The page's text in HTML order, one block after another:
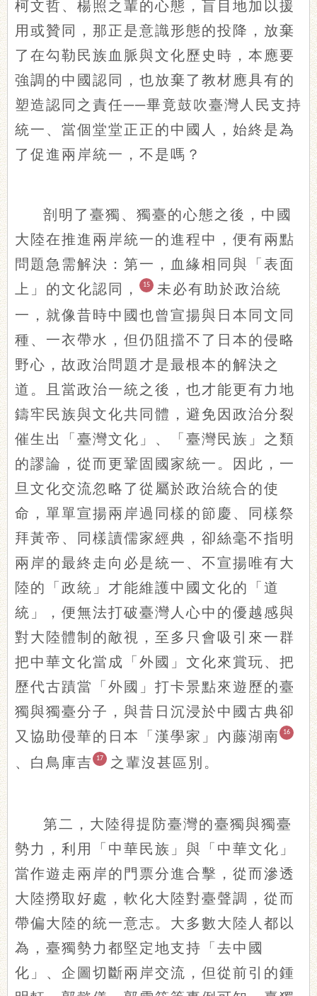
柯文哲、楊照之輩的心態，盲目地加以援
用或贊同，那正是意識形態的投降，放棄
了在勾勒民族血脈與文化歷史時，本應要
強調的中國認同，也放棄了教材應具有的
塑造認同之責任──畢竟鼓吹臺灣人民支持
統一、當個堂堂正正的中國人，始終是為
了促進兩岸統一，不是嗎？
剖明了臺獨、獨臺的心態之後，中國
大陸在推進兩岸統一的進程中，便有兩點
問題急需解決：第一，血緣相同與「表面
上」的文化認同，
15
未必有助於政治統
一，就像昔時中國也曾宣揚與日本同文同
種、一衣帶水，但仍阻擋不了日本的侵略
野心，故政治問題才是最根本的解決之
道。且當政治一統之後，也才能更有力地
鑄牢民族與文化共同體，避免因政治分裂
催生出「臺灣文化」、「臺灣民族」之類
的謬論，從而更鞏固國家統一。因此，一
旦文化交流忽略了從屬於政治統合的使
命，單單宣揚兩岸過同樣的節慶、同樣祭
拜黃帝、同樣讀儒家經典，卻絲毫不指明
兩岸的最終走向必是統一、不宣揚唯有大
陸的「政統」才能維護中國文化的「道
統」，便無法打破臺灣人心中的優越感與
對大陸體制的敵視，至多只會吸引來一群
把中華文化當成「外國」文化來賞玩、把
歷代古蹟當「外國」打卡景點來遊歷的臺
獨與獨臺分子，與昔日沉浸於中國古典卻
又協助侵華的日本「漢學家」內藤湖南
16
、白鳥庫吉 17 之輩沒甚區別。
第二，大陸得提防臺灣的臺獨與獨臺
勢力，利用「中華民族」與「中華文化」
當作遊走兩岸的門票分進合擊，從而滲透
大陸撈取好處，軟化大陸對臺聲調，從而
帶偏大陸的統一意志。大多數大陸人都以
為，臺獨勢力都堅定地支持「去中國
化」、企圖切斷兩岸交流，但從前引的鍾